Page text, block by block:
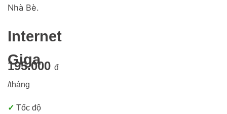
Nhà Bè.
Internet
Giga
195.000 đ
/tháng
✓ Tốc độ